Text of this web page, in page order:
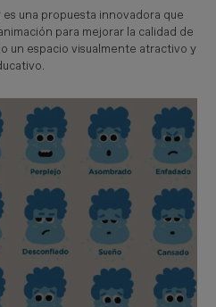
es una propuesta innovadora que
para mejorar la calidad de
un espacio visualmente atractivo y